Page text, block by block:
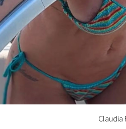
Claudia